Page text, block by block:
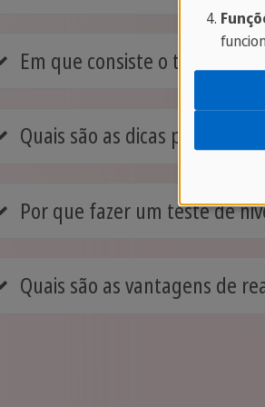
Em que consiste o teste de
Quais são as dicas para
Por que fazer um teste de
Quais são as vantagens de